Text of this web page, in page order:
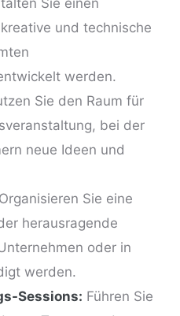
Sie einen
und technische
werden.
Sie den Raum für
bei der
neue Ideen und
Organisieren Sie eine
herausragende
oder in
werden.
Sessions: Führen Sie